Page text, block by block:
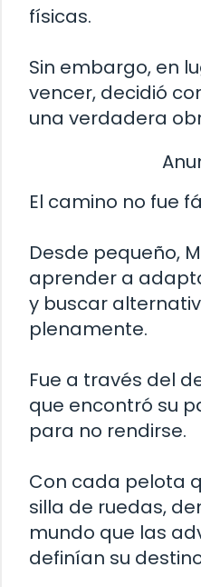
físicas.
Sin embargo, en
vencer, decidió
una verdadera
El camino no fue
Desde pequeño,
aprender a
y buscar
plenamente.
Fue a través del
que encontró su
para no rendirse.
Con cada pelota
silla de ruedas,
mundo que las
definían su